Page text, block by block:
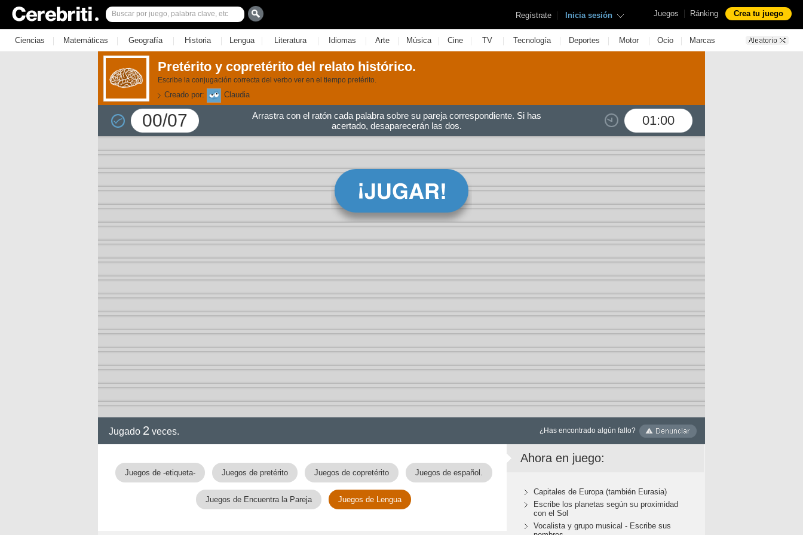
Juegos | Ránking Crea tu juego
Regístrate | Inicia sesión
Ciencias | Matemáticas | Geografía | Historia | Lengua | Literatura | Idiomas | Arte | Música | Cine | TV | Tecnología | Deportes | Motor | Ocio | Marcas
Pretérito y copretérito del relato histórico.
Escribe la conjugación correcta del verbo ver en el tiempo pretérito.
Creado por: Claudia
00/07 01:00
Arrastra con el ratón cada palabra sobre su pareja correspondiente. Si has
acertado, desaparecerán las dos.
Jugado 2 veces. ¿Has encontrado algún fallo?
Juegos de -etiqueta- Juegos de pretérito Juegos de copretérito Juegos de español.
Juegos de Encuentra la Pareja Juegos de Lengua
Ahora en juego:
Capitales de Europa (también Eurasia)
Escribe los planetas según su proximidad
con el Sol
Vocalista y grupo musical - Escribe sus